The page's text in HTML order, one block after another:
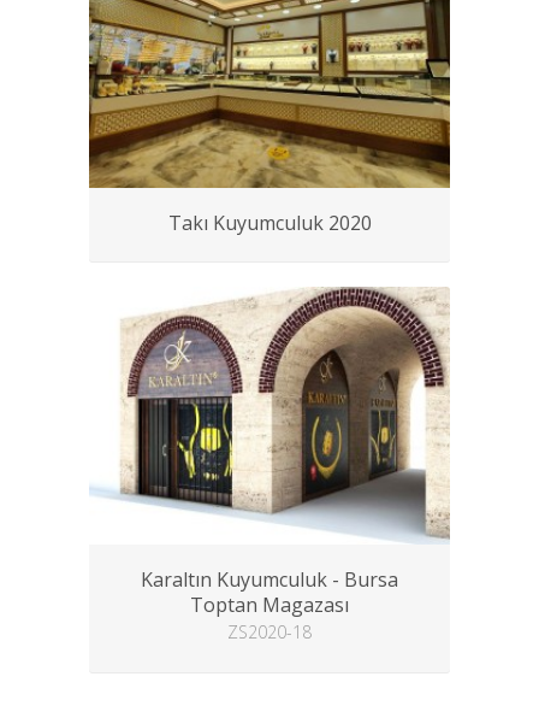
Takı Kuyumculuk 2020
Karaltın Kuyumculuk - Bursa
Toptan Magazası
ZS2020-18